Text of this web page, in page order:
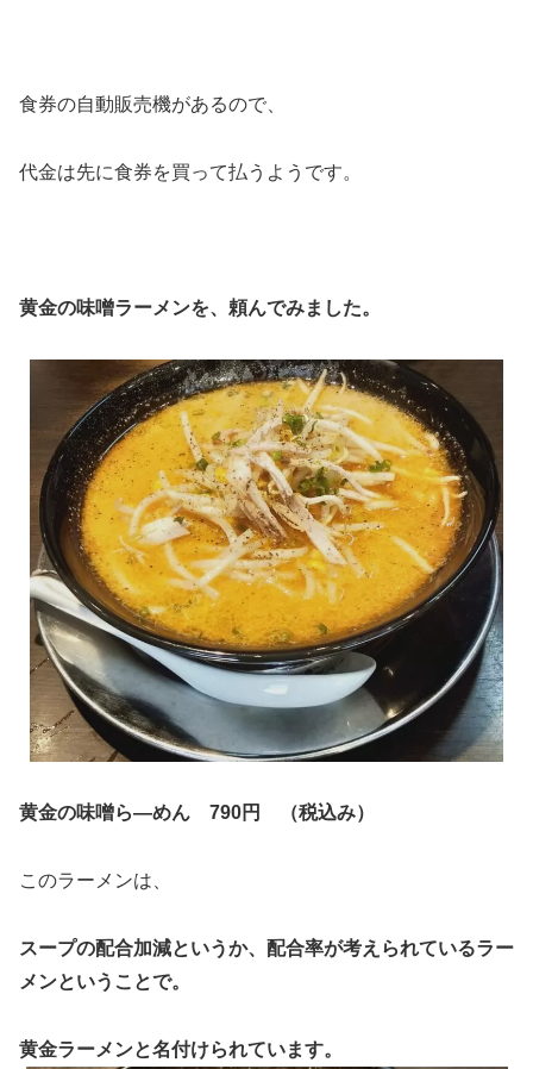
食券の自動販売機があるので、
代金は先に食券を買って払うようです。
黄金の味噌ラーメンを、頼んでみました。
黄金の味噌ら―めん 790円 （税込み）
このラーメンは、
スープの配合加減というか、配合率が考えられているラー
メンということで。
黄金ラーメンと名付けられています。